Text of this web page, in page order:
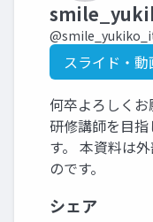
スライド・
何卒よろしく
研修講師を目
す。 本資料は
のです。
シェア